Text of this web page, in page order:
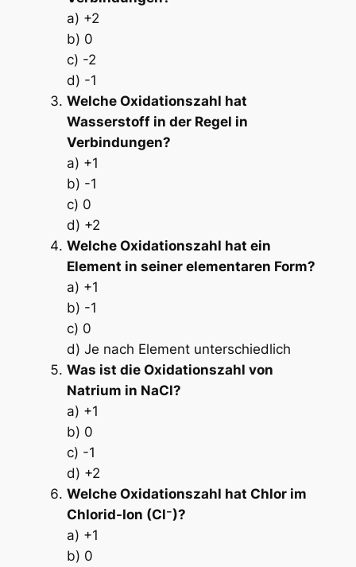
a) +2
b) 0
c) -2
d) -1
Welche Oxidationszahl hat
Wasserstoff in der Regel in
Verbindungen?
a) +1
b) -1
c) 0
d) +2
Welche Oxidationszahl hat ein
Element in seiner elementaren Form?
a) +1
b) -1
c) 0
d) Je nach Element unterschiedlich
Was ist die Oxidationszahl von
Natrium in NaCl?
a) +1
b) 0
c) -1
d) +2
Welche Oxidationszahl hat Chlor im
Chlorid-Ion (Cl⁻)?
a) +1
b) 0